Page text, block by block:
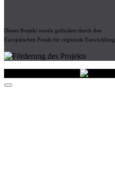
Dieses Projekt wurde gefördert durch den
Europäischen Fonds für regionale Entwicklung.